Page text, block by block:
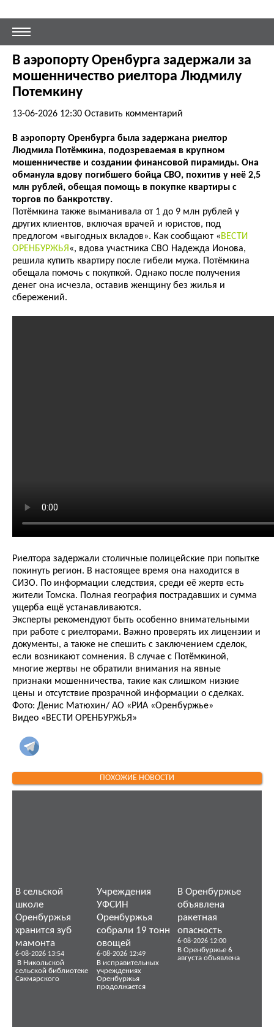
В аэропорту Оренбурга задержали за
мошенничество риелтора Людмилу
Потемкину
13-06-2026 12:30 Оставить комментарий
В аэропорту Оренбурга была задержана риелтор
Людмила Потёмкина, подозреваемая в крупном
мошенничестве и создании финансовой пирамиды. Она
обманула вдову погибшего бойца СВО, похитив у неё 2,5
млн рублей, обещая помощь в покупке квартиры с
торгов по банкротству.
Потёмкина также выманивала от 1 до 9 млн рублей у
других клиентов, включая врачей и юристов, под
предлогом «выгодных вкладов». Как сообщают «ВЕСТИ
ОРЕНБУРЖЬЯ«, вдова участника СВО Надежда Ионова,
решила купить квартиру после гибели мужа. Потёмкина
обещала помочь с покупкой. Однако после получения
денег она исчезла, оставив женщину без жилья и
сбережений.
Риелтора задержали столичные полицейские при попытке
покинуть регион. В настоящее время она находится в
СИЗО. По информации следствия, среди её жертв есть
жители Томска. Полная география пострадавших и сумма
ущерба ещё устанавливаются.
Эксперты рекомендуют быть особенно внимательными
при работе с риелторами. Важно проверять их лицензии и
документы, а также не спешить с заключением сделок,
если возникают сомнения. В случае с Потёмкиной,
многие жертвы не обратили внимания на явные
признаки мошенничества, такие как слишком низкие
цены и отсутствие прозрачной информации о сделках.
Фото: Денис Матюхин/ АО «РИА «Оренбуржье»
Видео «ВЕСТИ ОРЕНБУРЖЬЯ»
ПОХОЖИЕ НОВОСТИ
В сельской
школе
Оренбуржья
хранится зуб
мамонта
6-08-2026 13:54
В Никольской
сельской библиотеке
Сакмарского
Учреждения
УФСИН
Оренбуржья
собрали 19 тонн
овощей
6-08-2026 12:49
В исправительных
учреждениях
Оренбуржья
продолжается
В Оренбуржье
объявлена
ракетная
опасность
6-08-2026 12:00
В Оренбуржье 6
августа объявлена